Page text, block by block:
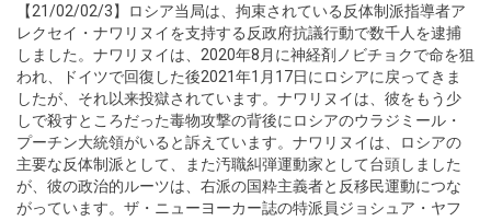
【21/02/02/3】ロシア当局は、拘束されている反体制派指導者ア
レクセイ・ナワリヌイを支持する反政府抗議行動で数千人を逮捕
しました。ナワリヌイは、2020年8月に神経剤ノビチョクで命を狙
われ、ドイツで回復した後2021年1月17日にロシアに戻ってきま
したが、それ以来投獄されています。ナワリヌイは、彼をもう少
しで殺すところだった毒物攻撃の背後にロシアのウラジミール・
プーチン大統領がいると訴えています。ナワリヌイは、ロシアの
主要な反体制派として、また汚職糾弾運動家として台頭しました
が、彼の政治的ルーツは、右派の国粋主義者と反移民運動につな
がっています。ザ・ニューヨーカー誌の特派員ジョシュア・ヤフ